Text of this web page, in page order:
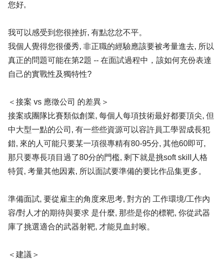
您好,
我可以感受到您很挫折, 有點忿忿不平。
我個人覺得您很優秀, 非正職的經驗應該要被考量進去, 所以
真正的問題可能在第2題 -- 在面試過程中，該如何充份表達
自己的實戰性及獨特性?
＜接案 vs 應徵公司 的差異＞
接案或團隊比賽類似創業, 每個人每項技術最好都要頂尖, 但
中大型一點的公司, 有一些些資源可以容許員工學習成長犯
錯, 來的人可能只要某一項很專精有80-95分, 其他60即可,
那只要專長項目過了80分的門檻, 剩下就是挑soft skill人格
特質, 考量其他因素, 所以面試要準備的要比作品集更多。
準備面試, 要從雇主的角度來思考, 對方的 工作環境/工作內
容/對人才的期待與要求 是什麼, 那些是你的標靶, 你從武器
庫了挑選適合的武器射靶, 才能見血封喉。
＜建議＞